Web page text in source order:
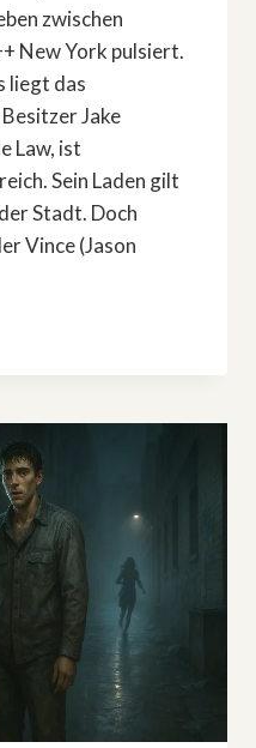
zwischen
New York pulsiert.
liegt das
Jake
Law, ist
Sein Laden gilt
Stadt. Doch
Vince (Jason